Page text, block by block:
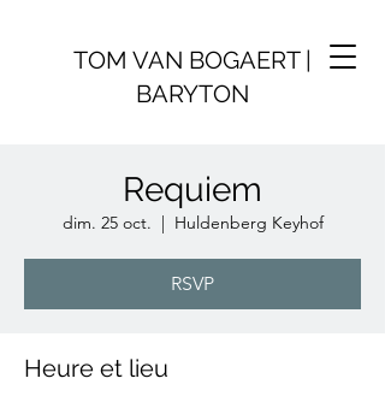
TOM VAN BOGAERT |
BARYTON
Requiem
dim. 25 oct.
  |
Huldenberg Keyhof
RSVP
Heure et lieu